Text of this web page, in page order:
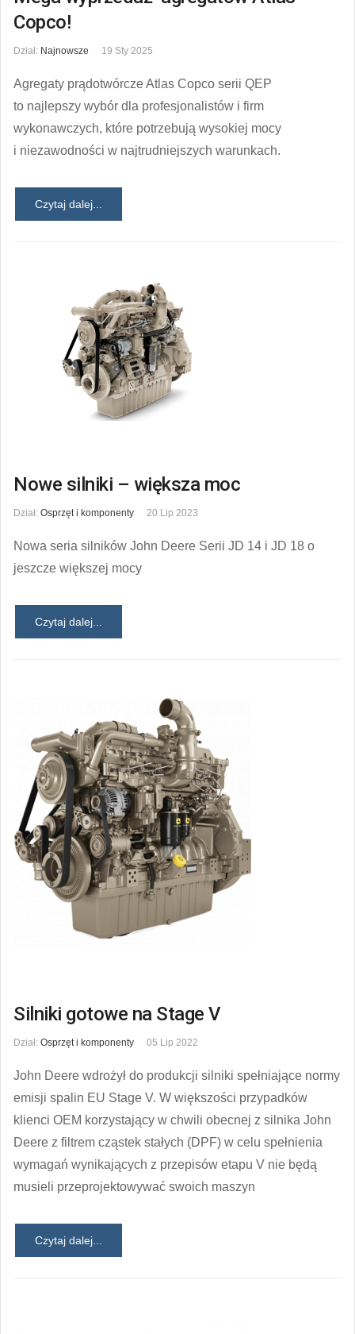
Copco!
Dział: Najnowsze 19 Sty 2025
Agregaty prądotwórcze Atlas Copco serii QEP
to najlepszy wybór dla profesjonalistów i firm
wykonawczych, które potrzebują wysokiej mocy
i niezawodności w najtrudniejszych warunkach.
Czytaj dalej...
Nowe silniki – większa moc
Dział: Osprzęt i komponenty 20 Lip 2023
Nowa seria silników John Deere Serii JD 14 i JD 18 o
jeszcze większej mocy
Czytaj dalej...
Silniki gotowe na Stage V
Dział: Osprzęt i komponenty 05 Lip 2022
John Deere wdrożył do produkcji silniki spełniające normy
emisji spalin EU Stage V. W większości przypadków
klienci OEM korzystający w chwili obecnej z silnika John
Deere z filtrem cząstek stałych (DPF) w celu spełnienia
wymagań wynikających z przepisów etapu V nie będą
musieli przeprojektowywać swoich maszyn
Czytaj dalej...